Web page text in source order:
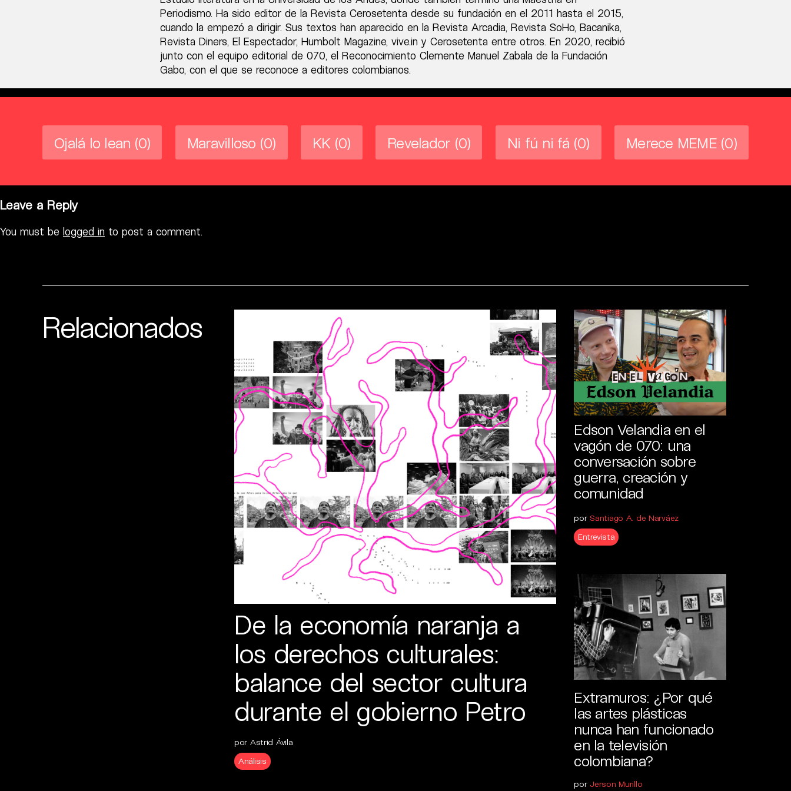
Periodismo. Ha sido editor de la Revista Cerosetenta desde su fundación en el 2011 hasta el 2015,
cuando la empezó a dirigir. Sus textos han aparecido en la Revista Arcadia, Revista SoHo, Bacanika,
Revista Diners, El Espectador, Humbolt Magazine, vive.in y Cerosetenta entre otros. En 2020, recibió
junto con el equipo editorial de 070, el Reconocimiento Clemente Manuel Zabala de la Fundación
Gabo, con el que se reconoce a editores colombianos.
Ojalá lo lean (0) Maravilloso (0) KK (0) Revelador (0) Ni fú ni fá (0) Merece MEME (0)
Leave a Reply
You must be logged in to post a comment.
Relacionados
De la economía naranja a
los derechos culturales:
balance del sector cultura
durante el gobierno Petro
por Astrid Ávila
Análisis
Edson Velandia en el
vagón de 070: una
conversación sobre
guerra, creación y
comunidad
porSantiago A. de Narváez
Entrevista
Extramuros: ¿Por qué
las artes plásticas
nunca han funcionado
en la televisión
colombiana?
por Jerson Murillo